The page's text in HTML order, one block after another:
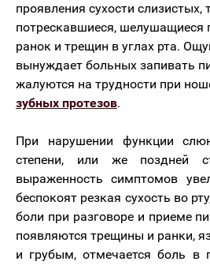
проявления сухости слизистых,
потрескавшиеся, шелушащиеся
ранок и трещин в углах рта.
вынуждает больных запивать
жалуются на трудности при
зубных протезов.
При нарушении функции
степени, или же поздней
выраженность симптомов
беспокоят резкая сухость во
боли при разговоре и приеме
появляются трещины и ранки,
и грубым, отмечается боль в